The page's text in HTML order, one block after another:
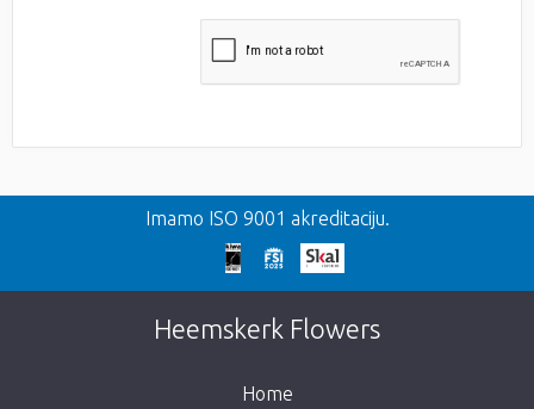
Imamo ISO 9001 akreditaciju.
Heemskerk Flowers
Home